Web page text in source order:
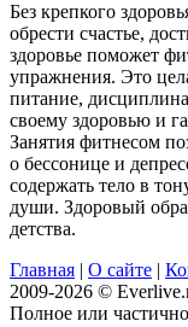
Без крепкого
обрести счастье,
здоровье поможет
упражнения. Это
питание,
своему здоровью и
Занятия фитнесом
о бессонице и
содержать тело в
души. Здоровый
детства.
Главная | О сайте |
2009-2026 ©
Полное или